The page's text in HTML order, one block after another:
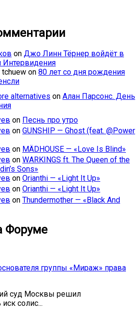
on Джо Линн Тёрнер войдёт в
on 80 лет со дня рождения
alternatives on Алан Парсонс. День
on Песнь про утро
on GUNSHIP — Ghost (feat. @Power
on MÄDHOUSE — «Love Is Blind»
on WARKINGS ft. The Queen of the
Sons»
on Orianthi — «Light It Up»
on Orianthi — «Light It Up»
on Thundermother — «Black And
Форуме
группы «Мираж» права
суд Москвы решил
солис...